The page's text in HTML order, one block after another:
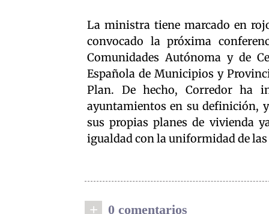
La ministra tiene marcado en
convocado la próxima
Comunidades Autónoma y de
Española de Municipios y
Plan. De hecho, Corredor ha
ayuntamientos en su definición,
sus propias planes de vivienda
igualdad con la uniformidad de
+ 0 comentarios